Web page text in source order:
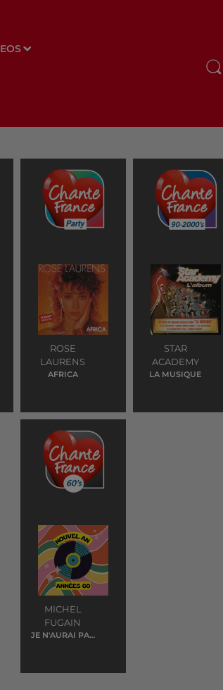
ROSE
LAURENS
AFRICA
STAR
ACADEMY
LA MUSIQUE
MICHEL
FUGAIN
JE N'AURAI PAS